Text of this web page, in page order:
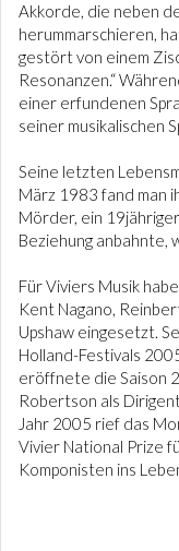
Akkorde, die neben
herummarschieren,
gestört von einem
Resonanzen.“
einer erfundenen
seiner musikalischen
Seine letzten
März 1983 fand man
Mörder, ein
Beziehung
Für Viviers Musik
Kent Nagano,
Upshaw eingesetzt.
Holland-Festivals
eröffnete die Saison
Robertson als
Jahr 2005 rief das
Vivier National Prize
Komponisten ins